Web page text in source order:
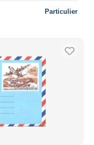
Particulier